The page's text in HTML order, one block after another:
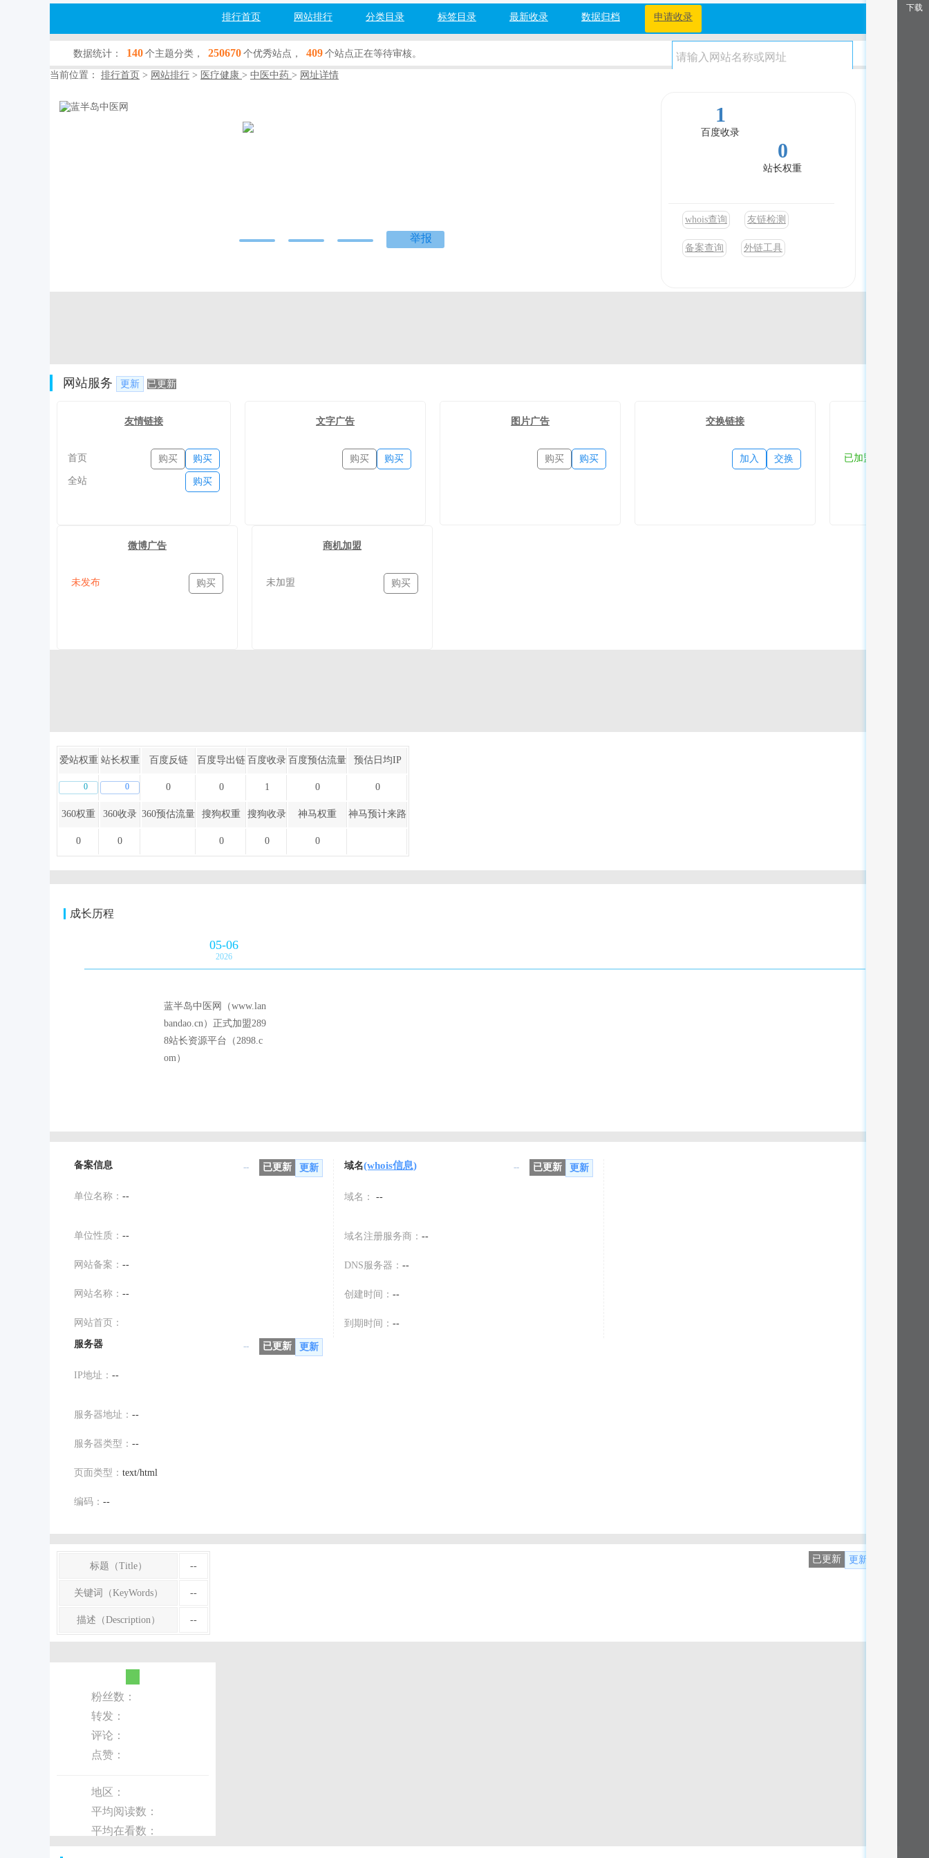
排行首页 网站排行 分类目录 标签目录 最新收录 数据归档 申请收录
数据统计： 140 个主题分类， 250670 个优秀站点， 409 个站点正在等待审核。
当前位置： 排行首页 > 网站排行 > 医疗健康 > 中医中药 > 网址详情
举报
1
百度收录
0
站长权重
whois查询 友链检测
备案查询 外链工具
网站服务 更新 已更新
友情链接
首页 购买
购买
全站 购买
文字广告
购买
购买
图片广告
购买
购买
交换链接
交换
加入 已加盟
微博广告
未发布 购买
商机加盟
未加盟 购买
爱站权重 站长权重 百度反链 百度导出链 百度收录 百度预估流量 预估日均IP
0 0 0 0 1 0 0
360权重 360收录 360预估流量 搜狗权重 搜狗收录 神马权重 神马预计来路
0 0 0 0 0
成长历程
05-06
2026
蓝半岛中医网（www.lan
bandao.cn）正式加盟289
8站长资源平台（2898.c
om）
备案信息 更新
已更新
--
单位名称： --
单位性质： --
网站备案： --
网站名称： --
网站首页：
域名(whois信息) 更新
已更新
--
域名： --
域名注册服务商： --
DNS服务器： --
创建时间： --
到期时间： --
服务器
更新
已更新
--
IP地址： --
服务器地址： --
服务器类型： --
页面类型： text/html
编码： --
更新
已更新
标题（Title） --
关键词（KeyWords） --
描述（Description） --
粉丝数：
转发：
评论：
点赞：
地区：
平均阅读数：
平均在看数：
下载